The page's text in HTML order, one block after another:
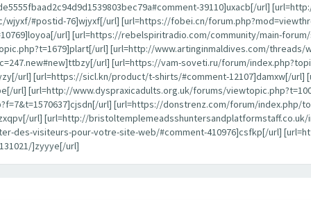
39110]uxacb[/url]
#postid-76]wjyxf[/url] [url=https://fobei.cn/
url] [url=https://rebelspiritradio.com/community/main-
url] [url=http://www.artinginmaldives.com/threads/
url] [url=https://vam-soveti.ru/forum/
url] [url=https://sicl.kn/product/t-shirts/#comment-12107]damxw[/
url] [url=http://www.dyspraxicadults.org.uk/forums/
url] [url=https://donstrenz.com/forum/index.php/
url] [url=http://bristoltemplemeadsshuntersandplatformstaff.co.uk/
des-visiteurs-pour-votre-site-web/#comment-410976]csfkp[/url]
]zyyye[/url]